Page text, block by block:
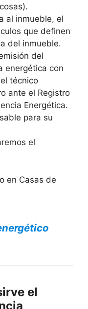
al inmueble, el
que definen
del inmueble.
del
energética con
técnico
ante el Registro
Energética.
para su
el
en Casas de
el